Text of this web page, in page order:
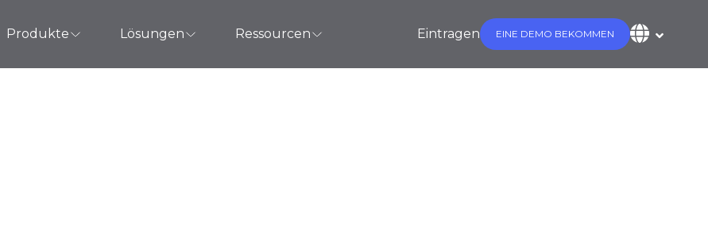
Produkte Lösungen Ressourcen Eintragen EINE DEMO BEKOMMEN